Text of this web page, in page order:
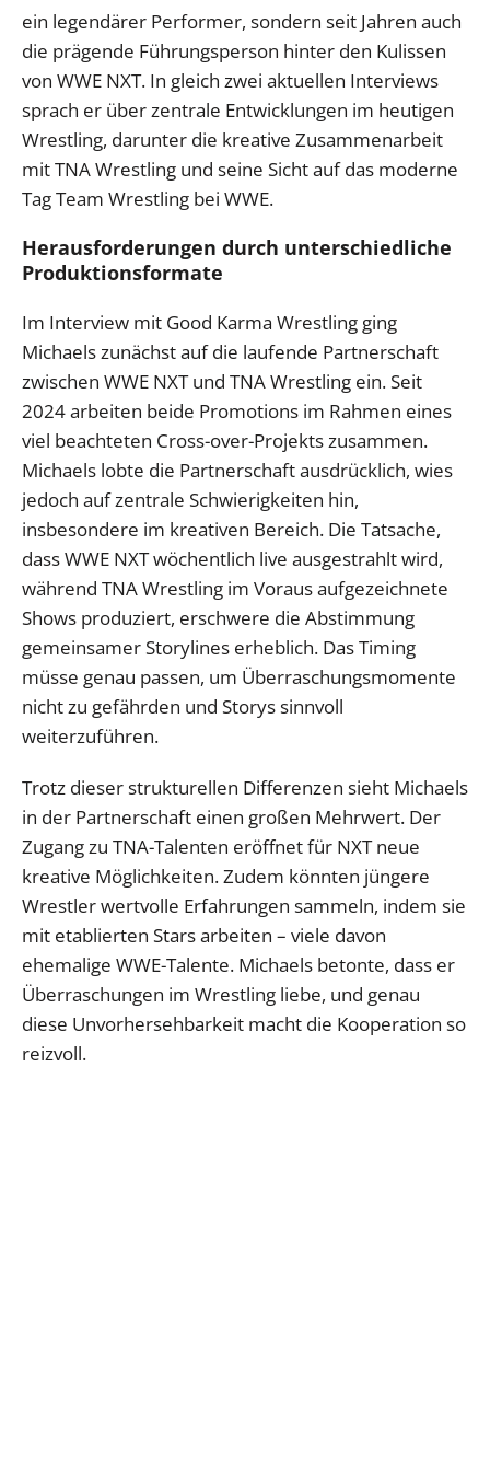
ein legendärer Performer, sondern seit Jahren auch
die prägende Führungsperson hinter den Kulissen
von WWE NXT. In gleich zwei aktuellen Interviews
sprach er über zentrale Entwicklungen im heutigen
Wrestling, darunter die kreative Zusammenarbeit
mit TNA Wrestling und seine Sicht auf das moderne
Tag Team Wrestling bei WWE.
Herausforderungen durch unterschiedliche
Produktionsformate
Im Interview mit Good Karma Wrestling ging
Michaels zunächst auf die laufende Partnerschaft
zwischen WWE NXT und TNA Wrestling ein. Seit
2024 arbeiten beide Promotions im Rahmen eines
viel beachteten Cross-over-Projekts zusammen.
Michaels lobte die Partnerschaft ausdrücklich, wies
jedoch auf zentrale Schwierigkeiten hin,
insbesondere im kreativen Bereich. Die Tatsache,
dass WWE NXT wöchentlich live ausgestrahlt wird,
während TNA Wrestling im Voraus aufgezeichnete
Shows produziert, erschwere die Abstimmung
gemeinsamer Storylines erheblich. Das Timing
müsse genau passen, um Überraschungsmomente
nicht zu gefährden und Storys sinnvoll
weiterzuführen.
Trotz dieser strukturellen Differenzen sieht Michaels
in der Partnerschaft einen großen Mehrwert. Der
Zugang zu TNA-Talenten eröffnet für NXT neue
kreative Möglichkeiten. Zudem könnten jüngere
Wrestler wertvolle Erfahrungen sammeln, indem sie
mit etablierten Stars arbeiten – viele davon
ehemalige WWE-Talente. Michaels betonte, dass er
Überraschungen im Wrestling liebe, und genau
diese Unvorhersehbarkeit macht die Kooperation so
reizvoll.